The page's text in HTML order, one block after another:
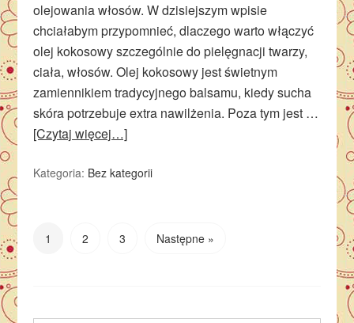
olejowania włosów. W dzisiejszym wpisie
chciałabym przypomnieć, dlaczego warto włączyć
olej kokosowy szczególnie do pielęgnacji twarzy,
ciała, włosów. Olej kokosowy jest świetnym
zamiennikiem tradycyjnego balsamu, kiedy sucha
skóra potrzebuje extra nawilżenia. Poza tym jest …
[Czytaj więcej…]
Kategoria: Bez kategorii
1 2 3 Następne »